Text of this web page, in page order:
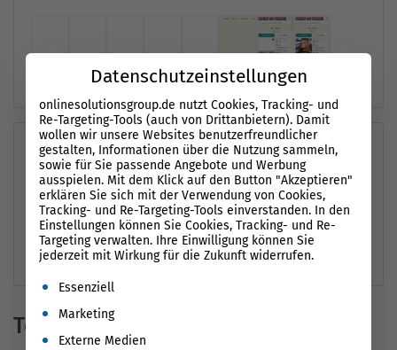
Performance-Möglichkeiten i
Reduziere nicht verwendetes JavaScript 1.66 s
Reduziere nicht verwendete CSS
Technik-Check
Datenschutzeinstellungen
onlinesolutionsgroup.de nutzt Cookies, Tracking- und
Re-Targeting-Tools (auch von Drittanbietern). Damit
wollen wir unsere Websites benutzerfreundlicher
gestalten, Informationen über die Nutzung sammeln,
sowie für Sie passende Angebote und Werbung
ausspielen. Mit dem Klick auf den Button "Akzeptieren"
erklären Sie sich mit der Verwendung von Cookies,
Tracking- und Re-Targeting-Tools einverstanden. In den
Einstellungen können Sie Cookies, Tracking- und Re-
Targeting verwalten. Ihre Einwilligung können Sie
jederzeit mit Wirkung für die Zukunft widerrufen.
Es folgt eine Liste der Service-Gruppen, für die eine
Essenziell
Marketing
Externe Medien